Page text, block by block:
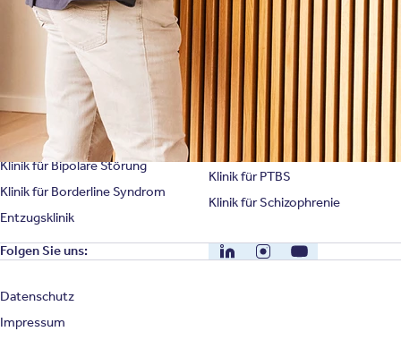
Spezialisierte Kliniken
Klinik für Depression
Klinik für Burnout
Klinik für Angststörung
Klinik für Zwangsstörung
Klinik für Persönlichkeitsstörung
Klinik für Bipolare Störung
Klinik für Borderline Syndrom
Entzugsklinik
Suchtklinik
Klinik für Anorexie
Klinik für Erschöpfung
Klinik für Essstörung
Klinik für Mediensucht
Klinik für Psychose
Klinik für PTBS
Klinik für Schizophrenie
Folgen Sie uns: LinkedInInstagramYouTube
Datenschutz
Impressum